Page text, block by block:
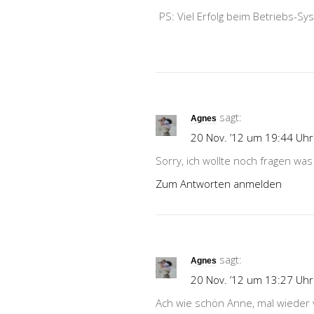
PS: Viel Erfolg beim Betriebs-
Agnes sagt:
20 Nov. ’12 um 19:44 Uhr
Sorry, ich wollte noch fragen was
Zum Antworten anmelden
Agnes sagt:
20 Nov. ’12 um 13:27 Uhr
Ach wie schön Anne, mal